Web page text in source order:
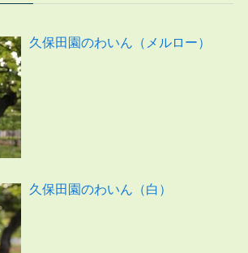
久保田園のわいん（メルロー）
久保田園のわいん（白）